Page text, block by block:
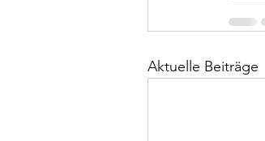
Aktuelle Beiträge